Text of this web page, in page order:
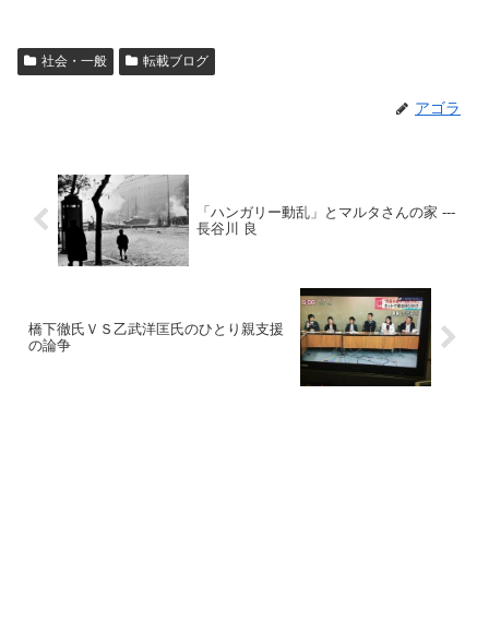
社会・一般 転載ブログ
アゴラ
「ハンガリー動乱」とマルタさんの家 ---
長谷川 良
橋下徹氏ＶＳ乙武洋匡氏のひとり親支援
の論争